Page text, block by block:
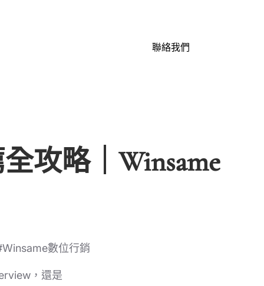
聯絡我們
攻略｜Winsame
數位行銷
，還是